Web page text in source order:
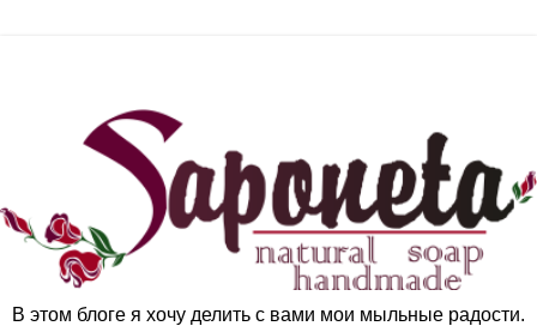
В этом блоге я хочу делить с вами мои мыльные радости.